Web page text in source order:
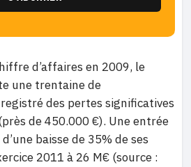
d’affaires en 2009, le
une trentaine de
des pertes significatives
de 450.000 €). Une entrée
baisse de 35% de ses
2011 à 26 M€ (source :